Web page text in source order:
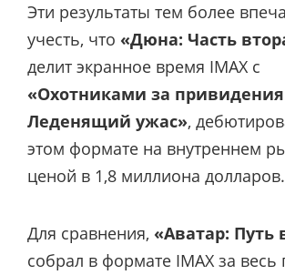
Эти результаты тем более
учесть, что «Дюна: Часть
делит экранное время IMAX с
«Охотниками за
Леденящий ужас»,
этом формате на внутреннем
ценой в 1,8 миллиона долларов.
Для сравнения, «Аватар: Путь
собрал в формате IMAX за весь